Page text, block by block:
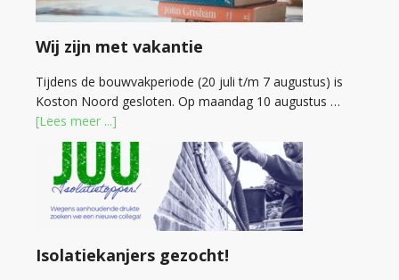
Wij zijn met vakantie
Tijdens de bouwvakperiode (20 juli t/m 7 augustus) is
Koston Noord gesloten. Op maandag 10 augustus …
[Lees meer ...]
Isolatiekanjers gezocht!